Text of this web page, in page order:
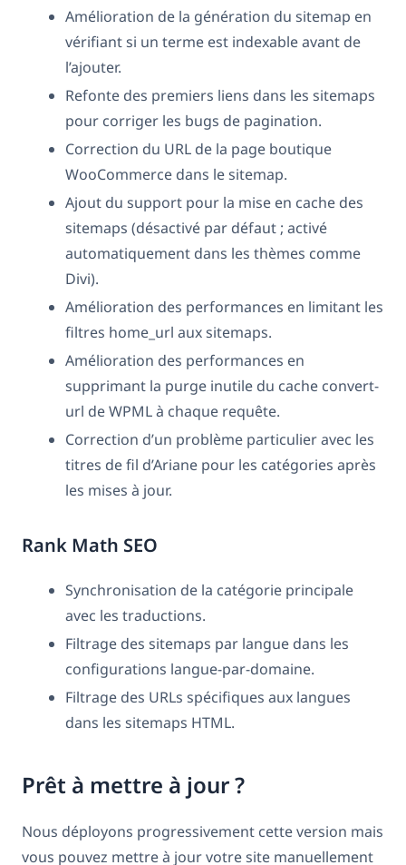
Amélioration de la génération du sitemap en
vérifiant si un terme est indexable avant de
l’ajouter.
Refonte des premiers liens dans les sitemaps
pour corriger les bugs de pagination.
Correction du URL de la page boutique
WooCommerce dans le sitemap.
Ajout du support pour la mise en cache des
sitemaps (désactivé par défaut ; activé
automatiquement dans les thèmes comme
Divi).
Amélioration des performances en limitant les
filtres home_url aux sitemaps.
Amélioration des performances en
supprimant la purge inutile du cache convert-
url de WPML à chaque requête.
Correction d’un problème particulier avec les
titres de fil d’Ariane pour les catégories après
les mises à jour.
Rank Math SEO
Synchronisation de la catégorie principale
avec les traductions.
Filtrage des sitemaps par langue dans les
configurations langue-par-domaine.
Filtrage des URLs spécifiques aux langues
dans les sitemaps HTML.
Prêt à mettre à jour ?
Nous déployons progressivement cette version mais
vous pouvez mettre à jour votre site manuellement